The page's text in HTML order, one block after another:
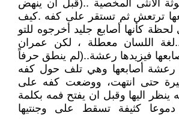
الانثى المخصية ..(قبل أن ينهض
ترتعش ثم تستقر على كفه .كيف
كأنها أصابع جليد أخرجوه للتو
سيارة ثلج91)..لغة اللسان معطلة ، لكن عمران
فيزيدها رعشة..(لم ينطق حرفاً
رعشة أصابعها وهي تلف حول كفه
حتى انتهت، ووضعت كفه على
ينظر اليها وقبل ان يفتح فمه بكلمة
كثيفة تسقط على وجنتيها